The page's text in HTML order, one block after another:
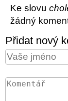
Ke slovu
žádný
Přidat nový